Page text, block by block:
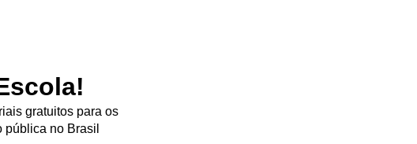
gratuitos para os
pública no Brasil